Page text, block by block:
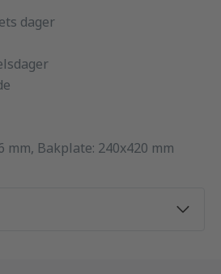
dager
mm, Bakplate: 240x420 mm